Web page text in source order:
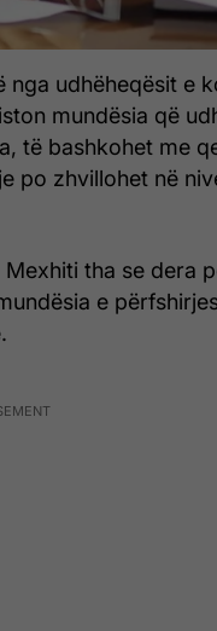
nga udhëheqësit e
mundësia që
të bashkohet me
po zhvillohet në
tha se dera
e